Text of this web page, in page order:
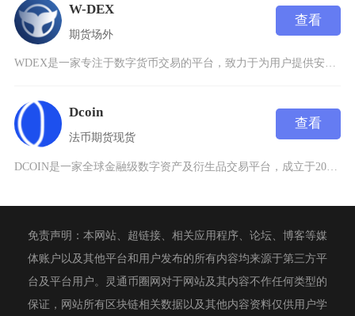
W-DEX
期货场外
查看
WDEX是一家专注于数字货币交易的平台，致力于为用户提供安全、高效的数字资产交易服务。作为
Dcoin
法币期货现货
查看
DCOIN是一家全球金融级数字资产及衍生品交易平台，成立于2018年，由区块链及数字资产爱
免责声明：本网站、超链接、相关应用程序、论坛、博客等媒
体账户以及其他平台和用户发布的所有内容均来源于第三方平
台及平台用户。灵通币圈网对于网站及其内容不作任何类型的
保证，网站所有区块链相关数据以及其他内容资料仅供用户学